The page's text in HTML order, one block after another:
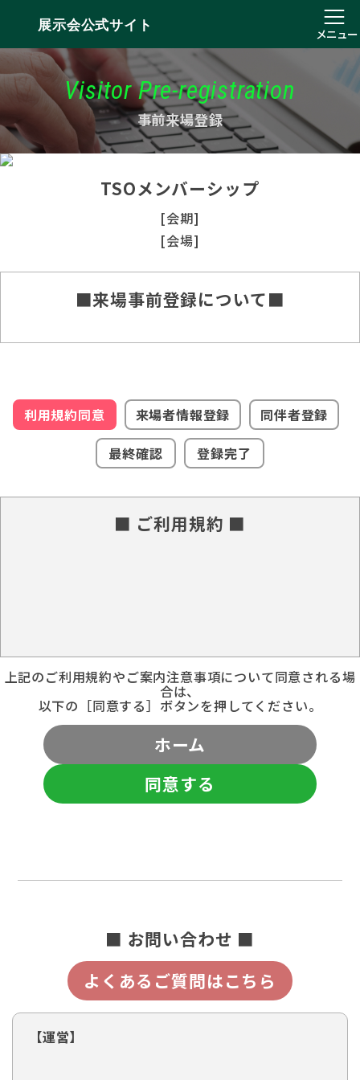
展示会公式サイト
メニュー
Visitor Pre-registration
事前来場登録
TSOメンバーシップ
[会期]
[会場]
■来場事前登録について■
利用規約同意 来場者情報登録
同伴者登録
最終確認
登録完了
■ ご利用規約 ■
上記のご利用規約やご案内注意事項について同意される場
合は、
以下の［同意する］ボタンを押してください。
ホーム
同意する
■ お問い合わせ ■
よくあるご質問はこちら
【運営】